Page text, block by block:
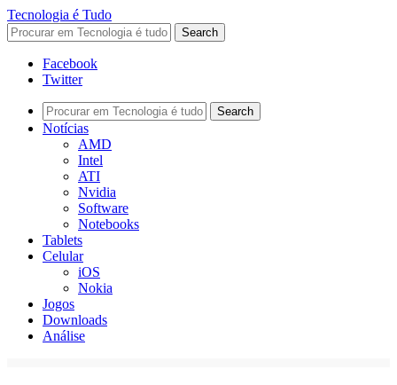
Tecnologia é Tudo
Facebook
Twitter
Notícias
AMD
Intel
ATI
Nvidia
Software
Notebooks
Tablets
Celular
iOS
Nokia
Jogos
Downloads
Análise